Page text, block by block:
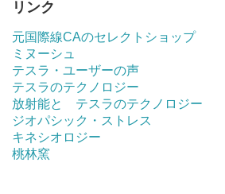
リンク
元国際線CAのセレクトショップ
ミヌーシュ
テスラ・ユーザーの声
テスラのテクノロジー
放射能と テスラのテクノロジー
ジオパシック・ストレス
キネシオロジー
桃林窯